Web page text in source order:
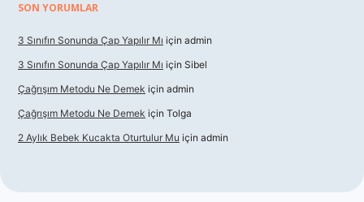
SON YORUMLAR
3 Sınıfın Sonunda Çap Yapılır Mı için admin
3 Sınıfın Sonunda Çap Yapılır Mı için Sibel
Çağrışım Metodu Ne Demek için admin
Çağrışım Metodu Ne Demek için Tolga
2 Aylık Bebek Kucakta Oturtulur Mu için admin